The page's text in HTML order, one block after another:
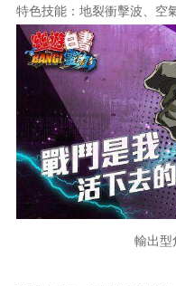
特色技能：地裂衝擊波、空
輸出